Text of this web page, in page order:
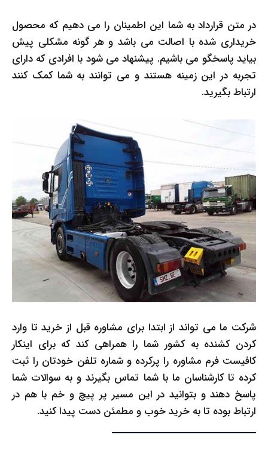
در متن قرارداد به شما این اطمینان را می دهیم که محصول
خریداری شده با اصالت می باشد و هر گونه مشکلی پیش
بیاید پاسخگو می باشیم. پیشنهاد می شود با افرادی که دارای
تجربه در این زمینه هستند و می توانند به شما کمک کنند
ارتباط بگیرید.
شرکت ما می تواند از ابتدا برای مشاوره قبل از خرید تا وارد
کردن کشنده به کشور شما را همراهی کند که برای اینکار
کافیست فرم مشاوره را پرکرده و شماره تلفن خودتان را ثبت
کرده تا کارشناسان ما با شما تماس بگیرند و به سوالات شما
پاسخ دهند و بتوانید در این مسیر پر پیچ و خم با هم در
ارتباط بوده تا به خرید خوب و مطمئن دست پیدا کنید.